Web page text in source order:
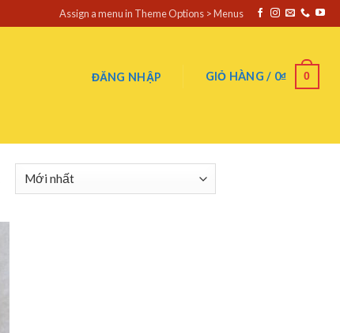
Assign a menu in Theme Options > Menus
ĐĂNG NHẬP GIỎ HÀNG / 0₫ 0